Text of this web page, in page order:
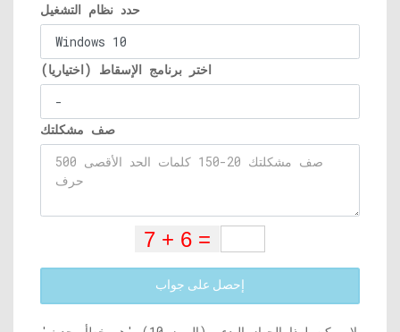
حدد نظام التشغيل
اختر برنامج الإسقاط (اختياريا)
صف مشكلتك
إحصل على جواب